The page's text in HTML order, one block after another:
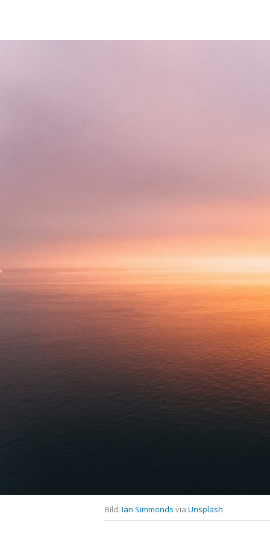
GERMANOMICS
HÖRSAAL
Bild: Ian Simmonds via Unsplash